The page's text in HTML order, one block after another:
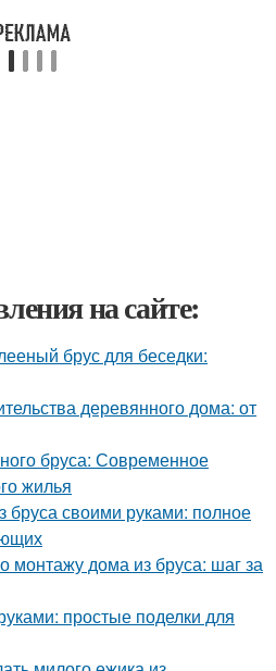
на сайте:
брус для беседки:
деревянного дома: от
бруса: Современное
жилья
бруса своими руками: полное
монтажу дома из бруса: шаг за
простые поделки для